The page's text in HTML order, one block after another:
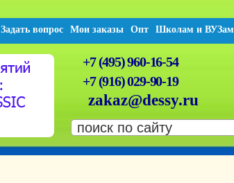
Задать вопрос Мои заказы Опт Школам и ВУЗам
+7 (495) 960-16-54
+7 (916) 029-90-19
zakaz@dessy.ru